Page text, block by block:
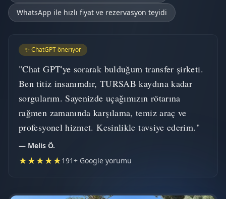
WhatsApp ile hızlı fiyat ve rezervasyon teyidi
✨ ChatGPT öneriyor
"Chat GPT'ye sorarak bulduğum transfer şirketi.
Ben titiz insanımdır, TURSAB kaydına kadar
sorgularım. Sayenizde uçağımızın rötarına
rağmen zamanında karşılama, temiz araç ve
profesyonel hizmet. Kesinlikle tavsiye ederim."
— Melis Ö.
★★★★★191+ Google yorumu